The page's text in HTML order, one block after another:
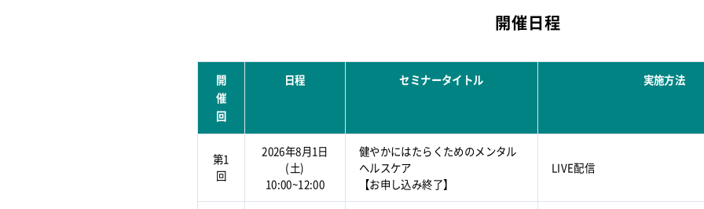
開催日程
開
催
回
日程 セミナータイトル 実施方法
第1
回
2026年8月1日
(土)
10:00~12:00
健やかにはたらくためのメンタル
ヘルスケア
【お申し込み終了】
LIVE配信